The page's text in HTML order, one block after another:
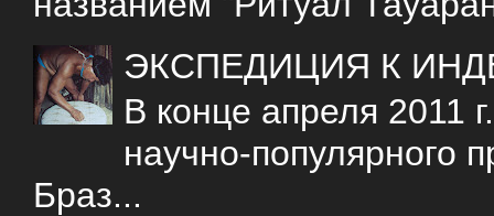
ЭКСПЕДИЦИЯ К
В конце апреля 2011
научно-популярного
Браз...